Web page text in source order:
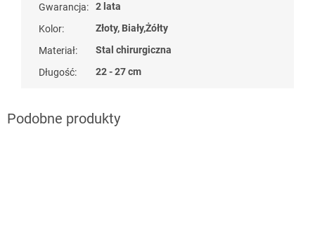
Gwarancja:
2 lata
Kolor:
Złoty, Biały,Żółty
Materiał:
Stal chirurgiczna
Długość: 22 - 27 cm